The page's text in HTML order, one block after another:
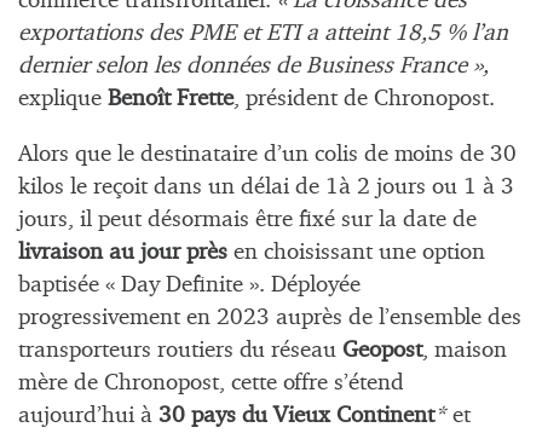
exportations des PME et ETI a atteint 18,5 % l’an
dernier selon les données de Business France »,
explique Benoît Frette, président de Chronopost.
Alors que le destinataire d’un colis de moins de 30
kilos le reçoit dans un délai de 1à 2 jours ou 1 à 3
jours, il peut désormais être fixé sur la date de
livraison au jour près en choisissant une option
baptisée « Day Definite ». Déployée
progressivement en 2023 auprès de l’ensemble des
transporteurs routiers du réseau Geopost, maison
mère de Chronopost, cette offre s’étend
aujourd’hui à 30 pays du Vieux Continent*et